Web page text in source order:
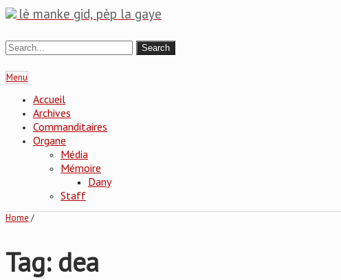
lè manke gid, pèp la gaye
Menu
Accueil
Archives
Commanditaires
Organe
Média
Mémoire
Dany
Staff
Home /
Tag: dea